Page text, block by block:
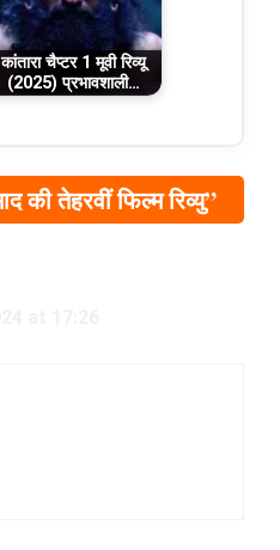
कांतारा चैप्टर 1 मूवी रिव्यू
(2025) प्रभावशाली…
की तेहरवीं फिल्म रिव्यु”